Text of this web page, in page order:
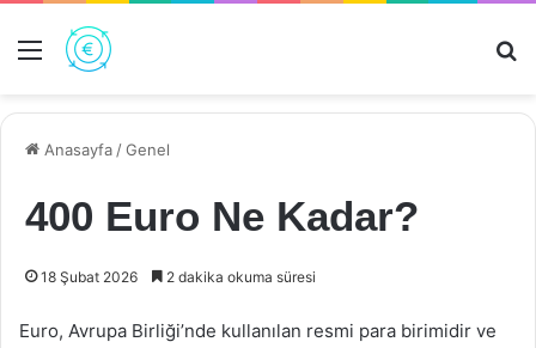
Menü
Anasayfa /Genel
400 Euro Ne Kadar?
18 Şubat 2026 2 dakika okuma süresi
Euro, Avrupa Birliği’nde kullanılan resmi para birimidir ve